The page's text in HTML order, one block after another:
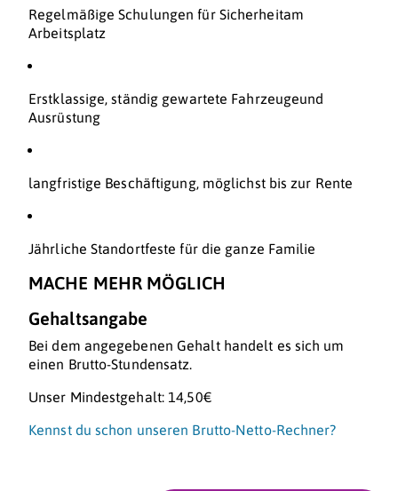
Regelmäßige Schulungen für Sicherheitam
Arbeitsplatz
Erstklassige, ständig gewartete Fahrzeugeund
Ausrüstung
langfristige Beschäftigung, möglichst bis zur Rente
Jährliche Standortfeste für die ganze Familie
MACHE MEHR MÖGLICH
Gehaltsangabe
Bei dem angegebenen Gehalt handelt es sich um
einen Brutto-Stundensatz.
Unser Mindestgehalt: 14,50€
Kennst du schon unseren Brutto-Netto-Rechner?